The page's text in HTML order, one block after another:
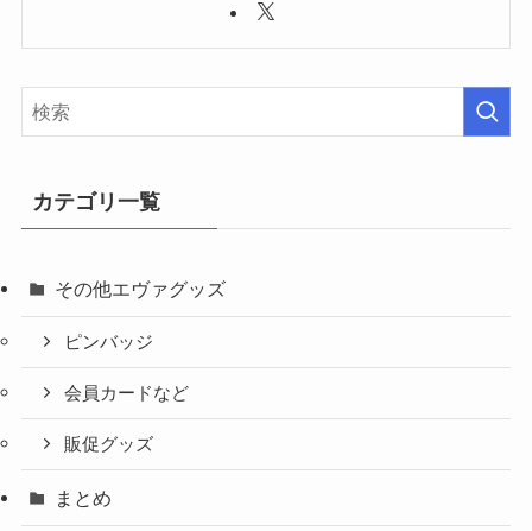
カテゴリ一覧
その他エヴァグッズ
ピンバッジ
会員カードなど
販促グッズ
まとめ